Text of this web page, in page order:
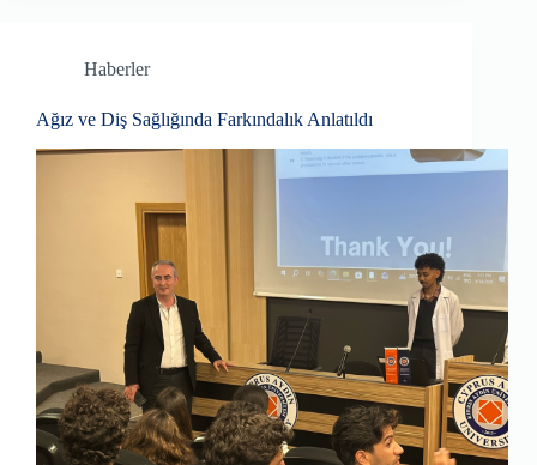
Haberler
Ağız ve Diş Sağlığında Farkındalık Anlatıldı